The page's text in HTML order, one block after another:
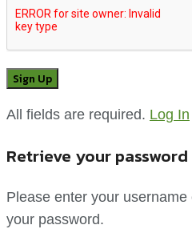
All fields are required. Log In
Retrieve your password
Please enter your
your password.